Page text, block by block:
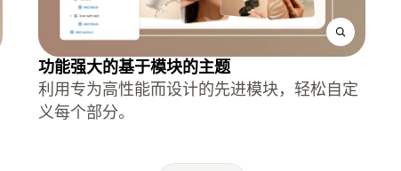
功能强大的基于模块的主题
利用专为高性能而设计的先进模块，轻松自定
义每个部分。